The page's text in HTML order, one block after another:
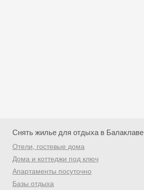
Снять жилье для отдыха в Балаклаве
Отели, гостевые дома
Дома и коттеджи под ключ
Апартаменты посуточно
Базы отдыха